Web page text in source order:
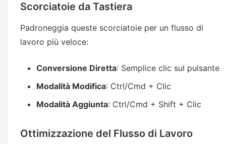
Scorciatoie da Tastiera
Padroneggia queste scorciatoie per un flusso di
lavoro più veloce:
Conversione Diretta: Semplice clic sul pulsante
Modalità Modifica: Ctrl/Cmd + Clic
Modalità Aggiunta: Ctrl/Cmd + Shift + Clic
Ottimizzazione del Flusso di Lavoro